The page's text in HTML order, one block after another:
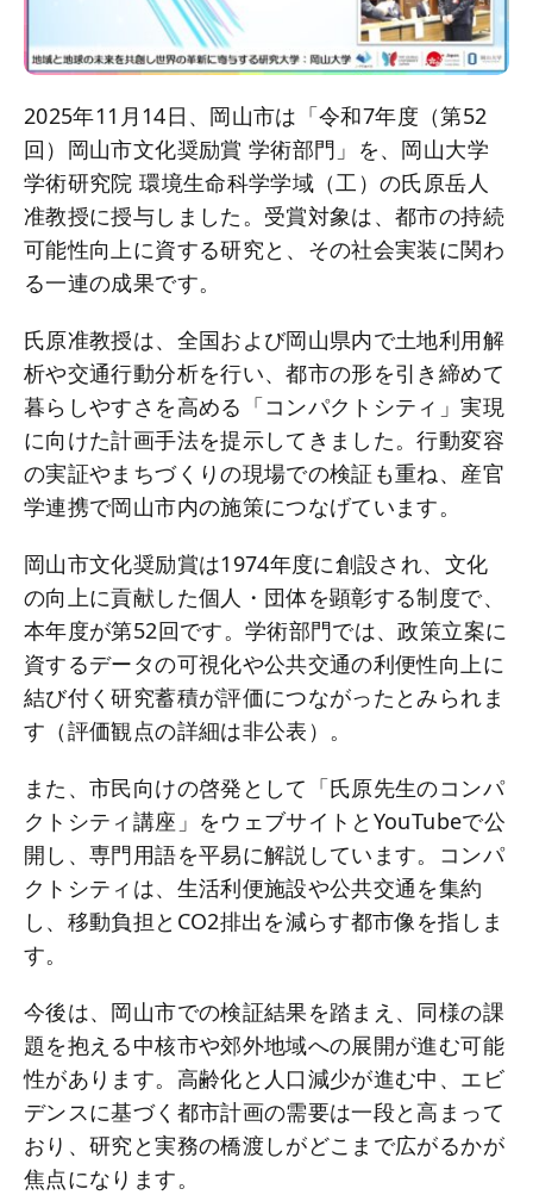
2025年11月14日、岡山市は「令和7年度（第52
回）岡山市文化奨励賞 学術部門」を、岡山大学
学術研究院 環境生命科学学域（工）の氏原岳人
准教授に授与しました。受賞対象は、都市の持続
可能性向上に資する研究と、その社会実装に関わ
る一連の成果です。
氏原准教授は、全国および岡山県内で土地利用解
析や交通行動分析を行い、都市の形を引き締めて
暮らしやすさを高める「コンパクトシティ」実現
に向けた計画手法を提示してきました。行動変容
の実証やまちづくりの現場での検証も重ね、産官
学連携で岡山市内の施策につなげています。
岡山市文化奨励賞は1974年度に創設され、文化
の向上に貢献した個人・団体を顕彰する制度で、
本年度が第52回です。学術部門では、政策立案に
資するデータの可視化や公共交通の利便性向上に
結び付く研究蓄積が評価につながったとみられま
す（評価観点の詳細は非公表）。
また、市民向けの啓発として「氏原先生のコンパ
クトシティ講座」をウェブサイトとYouTubeで公
開し、専門用語を平易に解説しています。コンパ
クトシティは、生活利便施設や公共交通を集約
し、移動負担とCO2排出を減らす都市像を指しま
す。
今後は、岡山市での検証結果を踏まえ、同様の課
題を抱える中核市や郊外地域への展開が進む可能
性があります。高齢化と人口減少が進む中、エビ
デンスに基づく都市計画の需要は一段と高まって
おり、研究と実務の橋渡しがどこまで広がるかが
焦点になります。